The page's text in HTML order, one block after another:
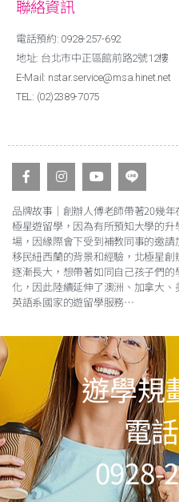
聯絡資訊
電話預約: 0928-257-692
地址: 台北市中正區館前路2號12樓
E-Mail: nstar.service@msa.hinet.net
TEL: (02)2389-7075
品牌故事｜創辦人傅老師帶著20幾
極星遊留學，因為有所預知大學的
場，因緣際會下受到補教同事的邀
移民紐西蘭的背景和經驗，北極星
逐漸長大，想帶著如同自己孩子們
化，因此陸續延伸了澳洲、加拿大
英語系國家的遊留學服務…
遊學規
電
0928-